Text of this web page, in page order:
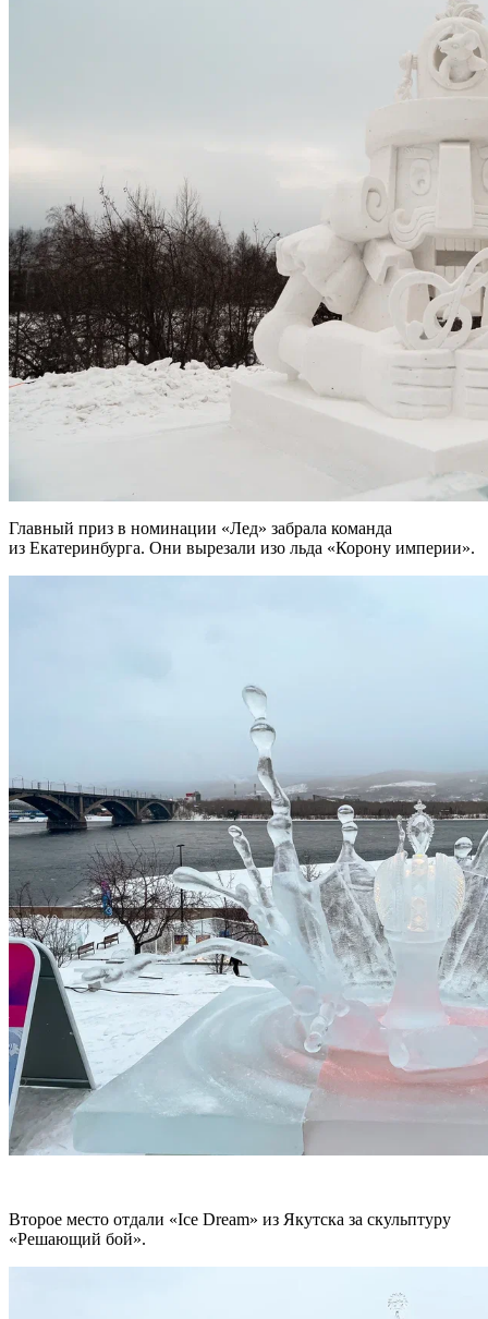
Главный приз в номинации «Лед» забрала команда
из Екатеринбурга. Они вырезали изо льда «Корону империи».
Второе место отдали «Ice Dream» из Якутска за скульптуру
«Решающий бой».